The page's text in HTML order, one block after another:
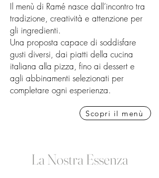
Il menù di Ramé nasce dall’incontro tra
tradizione, creatività e attenzione per
gli ingredienti.
Una proposta capace di soddisfare
gusti diversi, dai piatti della cucina
italiana alla pizza, fino ai dessert e
agli abbinamenti selezionati per
completare ogni esperienza.
Scopri il menù
La Nostra Essenza